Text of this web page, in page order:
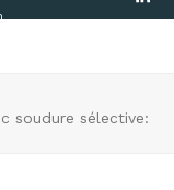
soudure sélective: